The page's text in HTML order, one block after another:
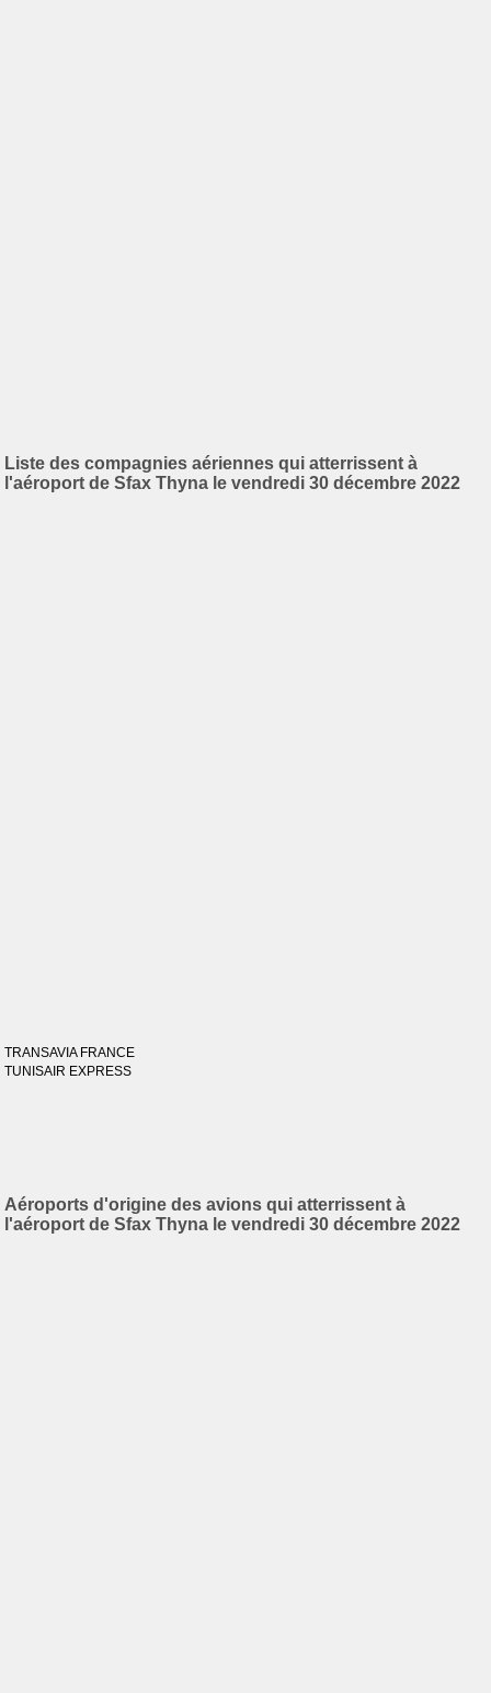
Liste des compagnies aériennes qui atterrissent à
l'aéroport de Sfax Thyna le vendredi 30 décembre 2022
TRANSAVIA FRANCE
TUNISAIR EXPRESS
Aéroports d'origine des avions qui atterrissent à
l'aéroport de Sfax Thyna le vendredi 30 décembre 2022